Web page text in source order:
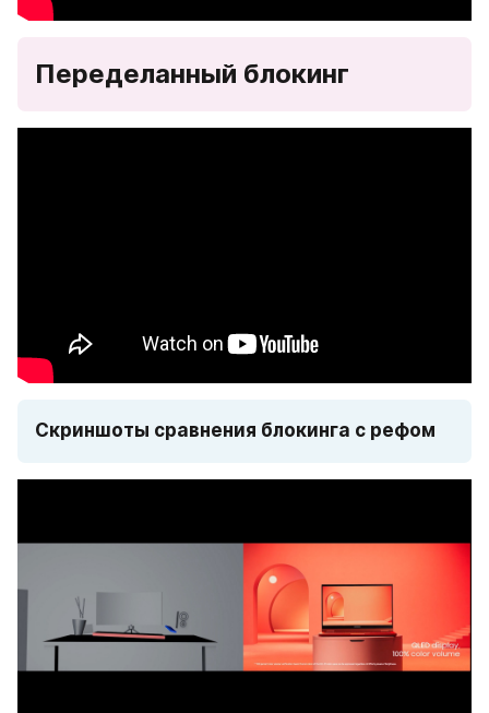
Переделанный блокинг
Скриншоты сравнения блокинга с рефом